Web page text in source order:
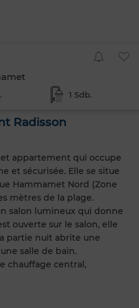
1 Sdb.
Radisson
appartement qui occupe
et sécurisée. Elle se situe
Hammamet Nord (Zone
mètres de la plage.
salon lumineux qui donne
ouverte sur le salon, elle
partie nuit abrite une
salle de bain.
chauffage central,